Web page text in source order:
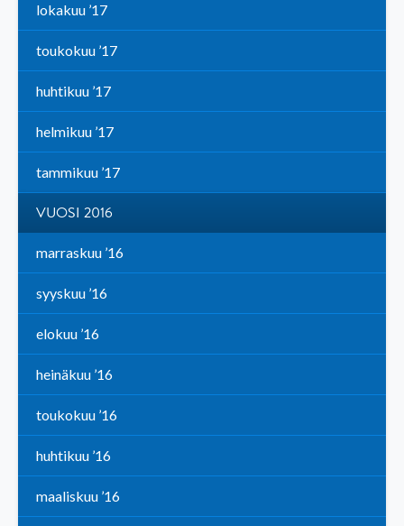
lokakuu ’17
toukokuu ’17
huhtikuu ’17
helmikuu ’17
tammikuu ’17
VUOSI 2016
marraskuu ’16
syyskuu ’16
elokuu ’16
heinäkuu ’16
toukokuu ’16
huhtikuu ’16
maaliskuu ’16